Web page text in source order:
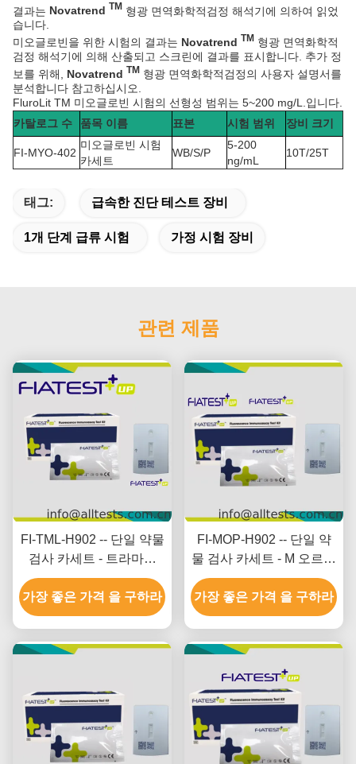
결과는 Novatrend TM 형광 면역화학적검정 해석기에 의하여 읽었
습니다.
미오글로빈을 위한 시험의 결과는 Novatrend TM 형광 면역화학적
검정 해석기에 의해 산출되고 스크린에 결과를 표시합니다. 추가 정
보를 위해, Novatrend TM 형광 면역화학적검정의 사용자 설명서를
분석합니다 참고하십시오.
FluroLit TM 미오글로빈 시험의 선형성 범위는 5~200 mg/L.입니다.
카탈로그 수
품목 이름 표본 시험 범위 장비 크기
FI-MYO-402
미오글로빈 시험
카세트
WB/S/P
5-200
ng/mL
10T/25T
태그: 급속한 진단 테스트 장비
1개 단계 급류 시험 가정 시험 장비
관련 제품
FI-TML-H902 -- 단일 약물
검사 카세트 - 트라마돌
(TML) (머리)
가장 좋은 가격 을 구하라
FI-MOP-H902 -- 단일 약
물 검사 카세트 - M 오르핀
(MOP) (발)
가장 좋은 가격 을 구하라